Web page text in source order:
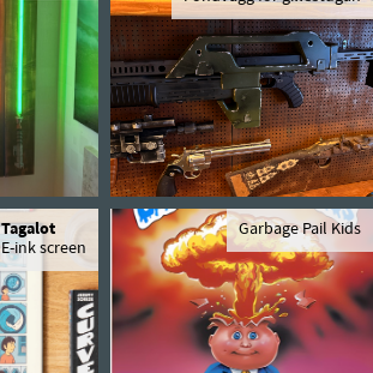
Tagalot
E-ink screen
Garbage Pail Kids